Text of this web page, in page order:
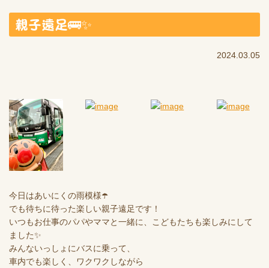
親子遠足🚌✨
2024.03.05
今日はあいにくの雨模様☂️
でも待ちに待った楽しい親子遠足です！
いつもお仕事のパパやママと一緒に、こどもたちも楽しみにして
ました✨
みんないっしょにバスに乗って、
車内でも楽しく、ワクワクしながら